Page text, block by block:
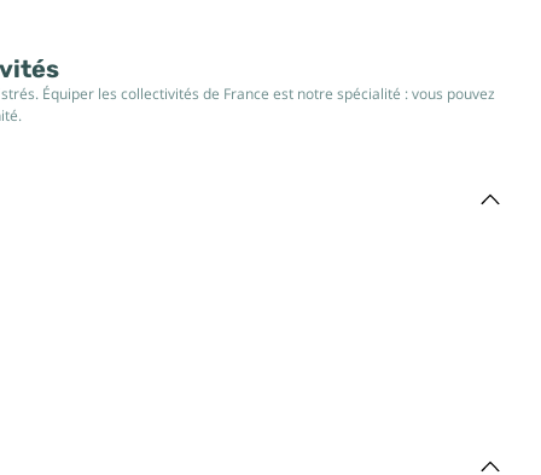
Équiper les collectivités de France est notre spécialité : vous pouvez